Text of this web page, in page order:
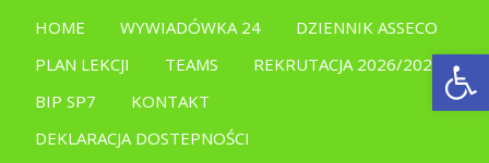
HOME WYWIADÓWKA 24
DZIENNIK ASSECO
PLAN LEKCJI
TEAMS
REKRUTACJA 2026/2027
BIP SP7
KONTAKT
DEKLARACJA DOSTEPNOŚCI